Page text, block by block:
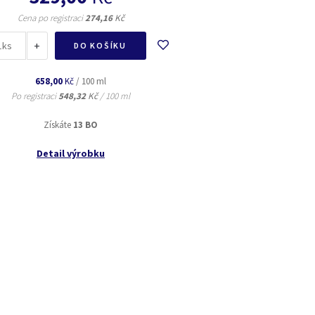
Cena po registraci274,16Kč
ks + DO KOŠÍKU
658,00Kč / 100 ml
Po registraci548,32Kč / 100 ml
Získáte 13 BO
Detail výrobku